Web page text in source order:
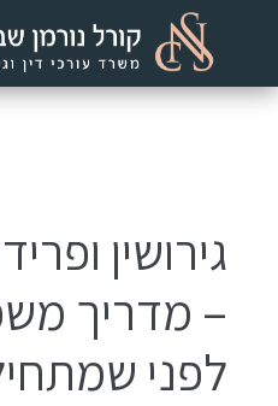
גירושין
– מדריך
לפני